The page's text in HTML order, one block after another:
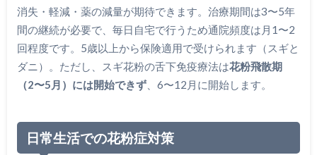
消失・軽減・薬の減量が期待できます。治療期間は3〜5年
間の継続が必要で、毎日自宅で行うため通院頻度は月1〜2
回程度です。5歳以上から保険適用で受けられます（スギと
ダニ）。ただし、スギ花粉の舌下免疫療法は花粉飛散期
（2〜5月）には開始できず、6〜12月に開始します。
日常生活での花粉症対策